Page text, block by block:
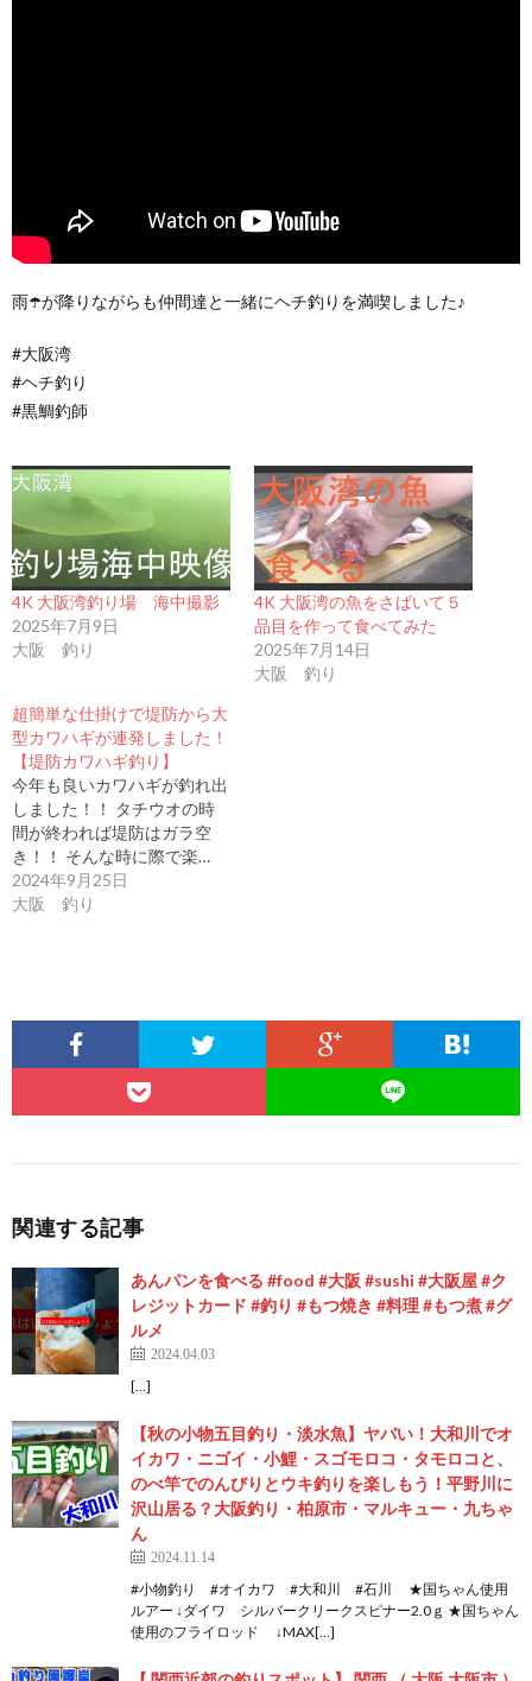
雨☂️が降りながらも仲間達と一緒にヘチ釣りを満喫しました♪
#大阪湾
#ヘチ釣り
#黒鯛釣師
4K 大阪湾釣り場 海中撮影
2025年7月9日
大阪 釣り
4K 大阪湾の魚をさばいて５
品目を作って食べてみた
2025年7月14日
大阪 釣り
超簡単な仕掛けで堤防から大
型カワハギが連発しました！
【堤防カワハギ釣り】
今年も良いカワハギが釣れ出
しました！！ タチウオの時
間が終われば堤防はガラ空
き！！ そんな時に際で楽…
2024年9月25日
大阪 釣り
関連する記事
あんパンを食べる #food #大阪 #sushi #大阪屋 #ク
レジットカード #釣り #もつ焼き #料理 #もつ煮 #グ
ルメ
2024.04.03
[…]
【秋の小物五目釣り・淡水魚】ヤバい！大和川でオ
イカワ・ニゴイ・小鯉・スゴモロコ・タモロコと、
のべ竿でのんびりとウキ釣りを楽しもう！平野川に
沢山居る？大阪釣り・柏原市・マルキュー・九ちゃ
ん
2024.11.14
#小物釣り #オイカワ #大和川 #石川 ★国ちゃん使用
ルアー ↓ダイワ シルバークリークスピナー2.0ｇ ★国ちゃん
使用のフライロッド ↓MAX[…]